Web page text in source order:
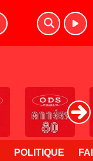
POLITIQUE